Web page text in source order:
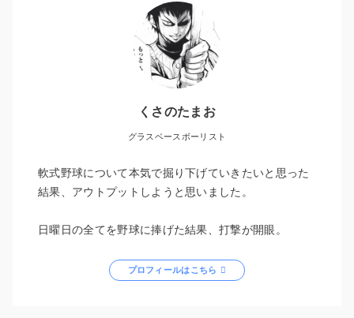
くさのたまお
グラスベースボーリスト
軟式野球について本気で掘り下げていきたいと思った
結果、アウトプットしようと思いました。
日曜日の全てを野球に捧げた結果、打撃が開眼。
プロフィールはこちら